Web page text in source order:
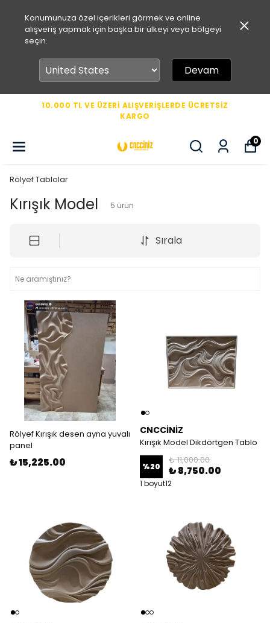
Konumunuza özel içerikleri görmek ve online
alışveriş yapmak için başka bir ülkeyi veya bölgeyi
seçin.
Devam
10.000 TL VE ÜZERİ ALIŞVERİŞLERDE ÜCRETSİZ
KARGO
0
Rölyef Tablolar
Kırışık Model 5 ürün
Sırala
Rölyef Kırışık desen ayna yuvalı
panel
₺ 15,225.00
CNCCİNİZ
Kırışık Model Dikdörtgen Tablo
%20
₺ 11,000.00
₺ 8,750.00
1 boyut12